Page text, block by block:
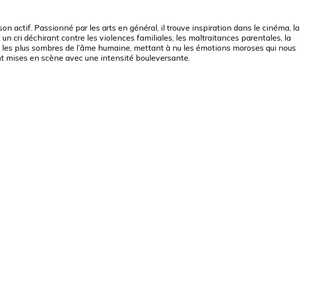
actif. Passionné par les arts en général, il trouve inspiration dans le cinéma, la
un cri déchirant contre les violences familiales, les maltraitances parentales, la
plus sombres de l’âme humaine, mettant à nu les émotions moroses qui nous
en scène avec une intensité bouleversante.